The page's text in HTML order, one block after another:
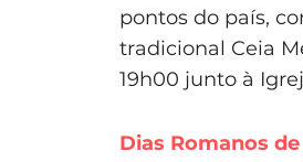
pontos do país,
tradicional Ceia
19h00 junto à
Dias Romanos